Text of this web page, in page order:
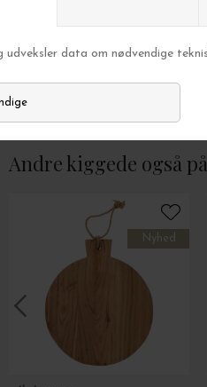
Ro Collection
Toolbox Low
DKK 1.195,00
Andre kiggede også på
Nyhed